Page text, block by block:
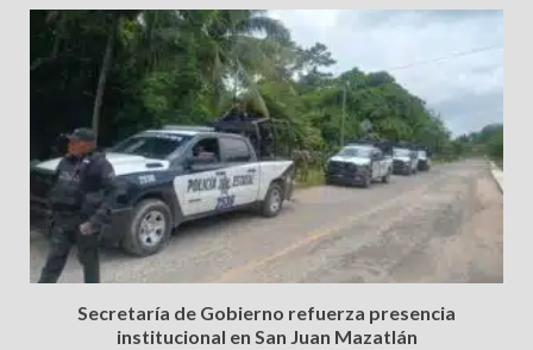
Secretaría de Gobierno refuerza presencia
institucional en San Juan Mazatlán